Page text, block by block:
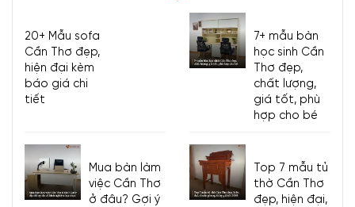
20+ Mẫu sofa
Cần Thơ đẹp,
hiện đại kèm
báo giá chi
tiết
7+ mẫu bàn
học sinh Cần
Thơ đẹp,
chất lượng,
giá tốt, phù
hợp cho bé
Mua bàn làm
việc Cần Thơ
ở đâu? Gợi ý
Top 7 mẫu tủ
thờ Cần Thơ
đẹp, hiện đại,